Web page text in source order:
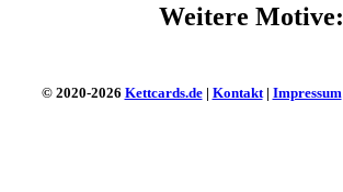
Weitere Motive:
© 2020-2026 Kettcards.de| Kontakt| Impressum